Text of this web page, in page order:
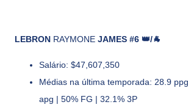
LEBRON RAYMONE JAMES #6 👑/🐐
Salário: $47,607,350
Médias na última temporada: 28.9
apg | 50% FG | 32.1% 3P